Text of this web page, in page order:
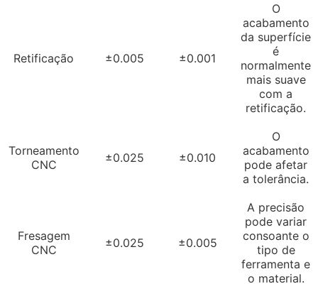
Retificação ±0.005 ±0.001
O
acabamento
da superfície
é
normalmente
mais suave
com a
retificação.
Torneamento
CNC
±0.025 ±0.010
O
acabamento
pode afetar
a tolerância.
Fresagem
CNC
±0.025 ±0.005
A precisão
pode variar
consoante o
tipo de
ferramenta e
o material.